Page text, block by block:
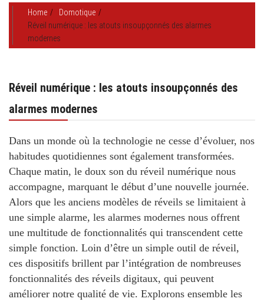
Home
Domotique
Réveil numérique : les atouts insoupçonnés des alarmes
modernes
Réveil numérique : les atouts insoupçonnés des
alarmes modernes
Dans un monde où la technologie ne cesse d’évoluer, nos
habitudes quotidiennes sont également transformées.
Chaque matin, le doux son du réveil numérique nous
accompagne, marquant le début d’une nouvelle journée.
Alors que les anciens modèles de réveils se limitaient à
une simple alarme, les alarmes modernes nous offrent
une multitude de fonctionnalités qui transcendent cette
simple fonction. Loin d’être un simple outil de réveil,
ces dispositifs brillent par l’intégration de nombreuses
fonctionnalités des réveils digitaux, qui peuvent
améliorer notre qualité de vie. Explorons ensemble les